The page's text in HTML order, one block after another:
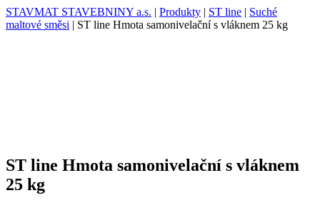
STAVMAT STAVEBNINY a.s. | Produkty | ST line | Suché
maltové směsi | ST line Hmota samonivelační s vláknem 25 kg
ST line Hmota samonivelační s vláknem
25 kg